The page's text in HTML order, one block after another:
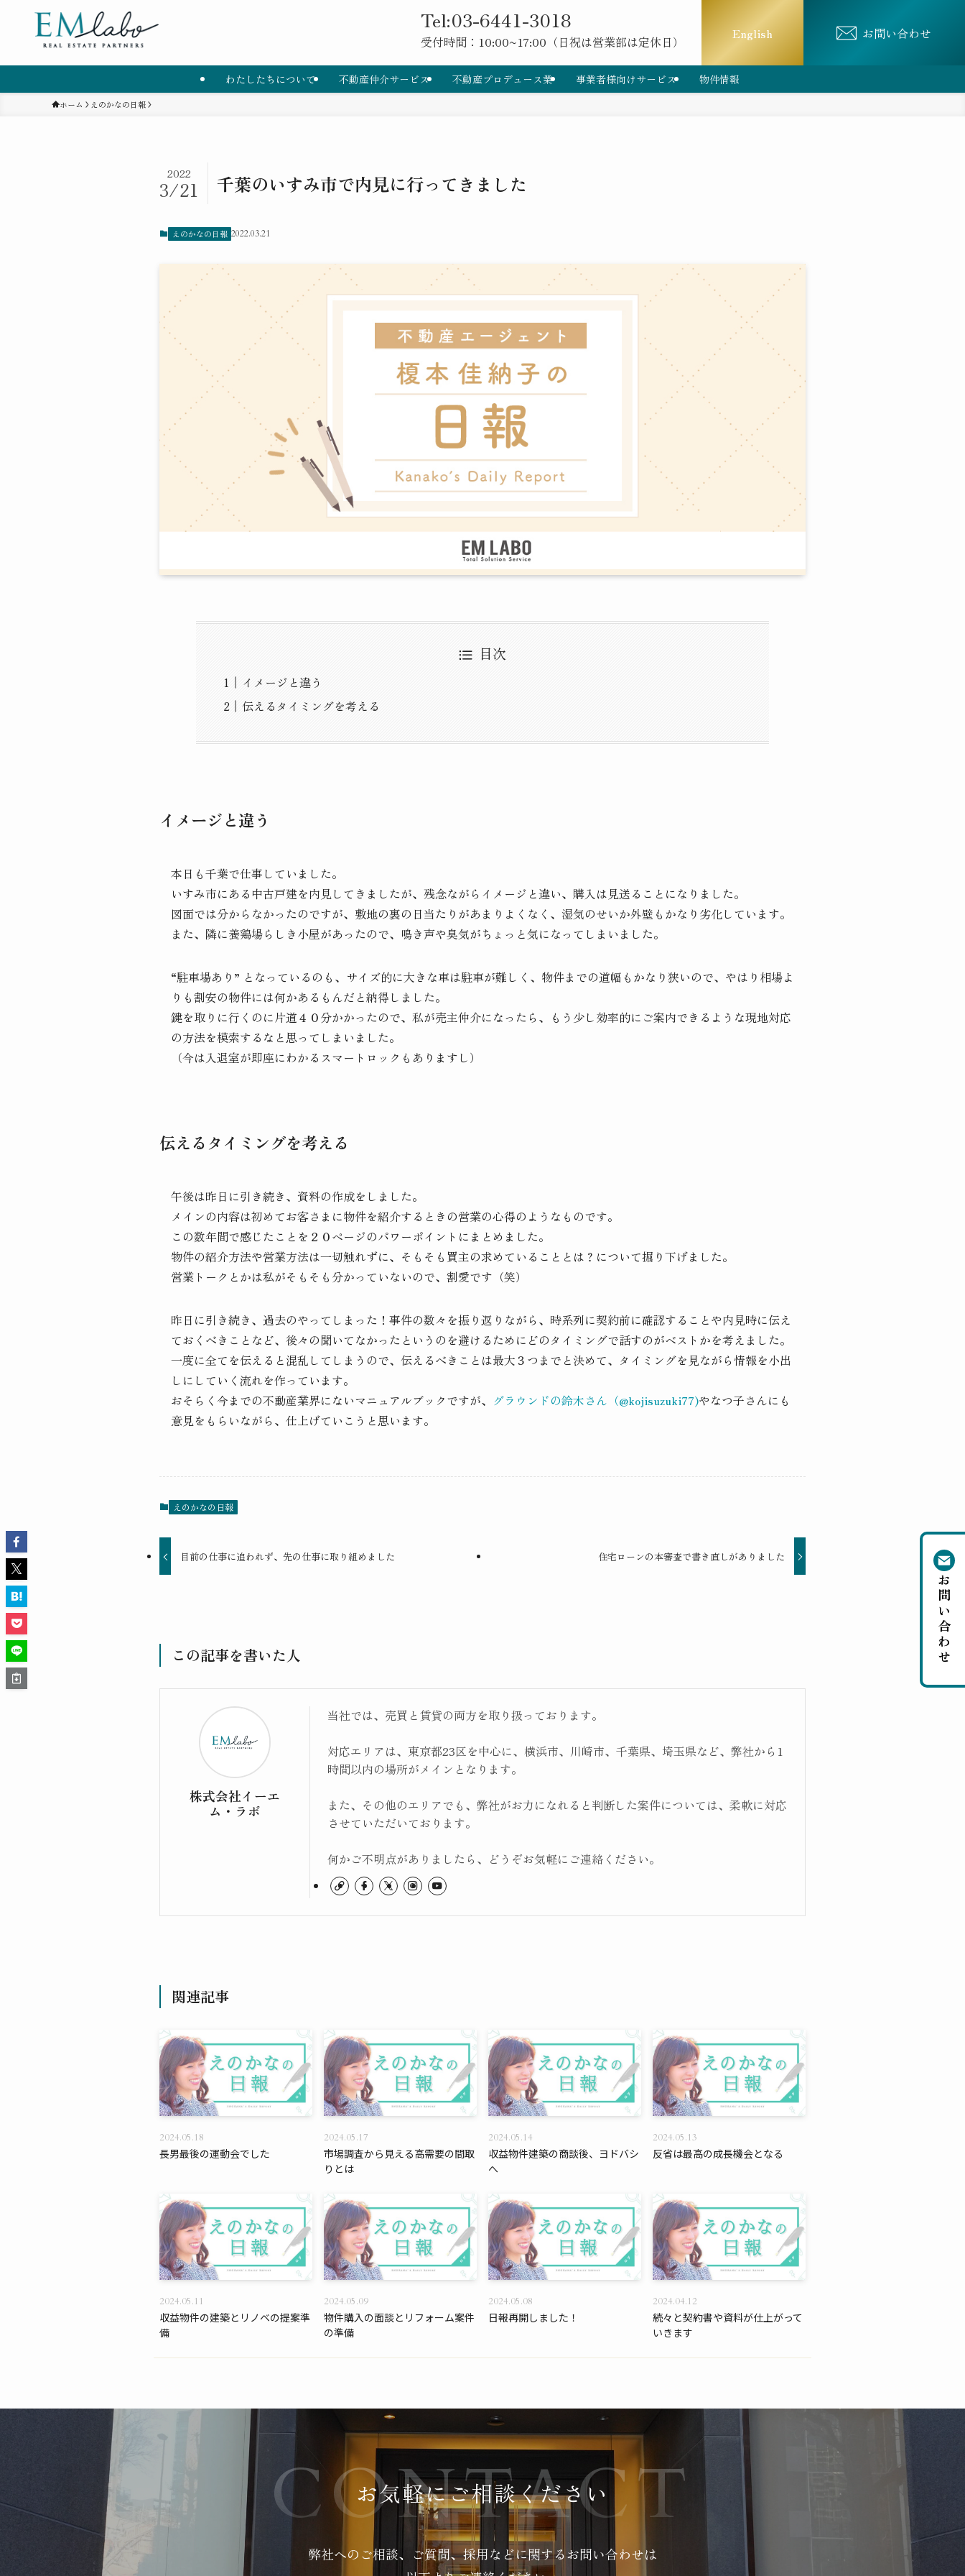
わたしたちについて 不動産仲介サービス 不動産プロデュース業 事業者様向けサービス 物件情報
Tel:03-6441-3018
受付時間：10:00~17:00（日祝は営業部は定休日）
English お問い合わせ
ホーム えのかなの日報
千葉のいすみ市で内見に行ってきました
2022
3/21
えのかなの日報 2022.03.21
目次
イメージと違う
伝えるタイミングを考える
イメージと違う
本日も千葉で仕事していました。
いすみ市にある中古戸建を内見してきましたが、残念ながらイメージと違い、購入は見送ることになりました。
図面では分からなかったのですが、敷地の裏の日当たりがあまりよくなく、湿気のせいか外壁もかなり劣化しています。
また、隣に養鶏場らしき小屋があったので、鳴き声や臭気がちょっと気になってしまいました。
“駐車場あり” となっているのも、サイズ的に大きな車は駐車が難しく、物件までの道幅もかなり狭いので、やはり相場よ
りも割安の物件には何かあるもんだと納得しました。
鍵を取りに行くのに片道４０分かかったので、私が売主仲介になったら、もう少し効率的にご案内できるような現地対応
の方法を模索するなと思ってしまいました。
（今は入退室が即座にわかるスマートロックもありますし）
伝えるタイミングを考える
午後は昨日に引き続き、資料の作成をしました。
メインの内容は初めてお客さまに物件を紹介するときの営業の心得のようなものです。
この数年間で感じたことを２０ページのパワーポイントにまとめました。
物件の紹介方法や営業方法は一切触れずに、そもそも買主の求めていることとは？について掘り下げました。
営業トークとかは私がそもそも分かっていないので、割愛です（笑）
昨日に引き続き、過去のやってしまった！事件の数々を振り返りながら、時系列に契約前に確認することや内見時に伝え
ておくべきことなど、後々の聞いてなかったというのを避けるためにどのタイミングで話すのがベストかを考えました。
一度に全てを伝えると混乱してしまうので、伝えるべきことは最大３つまでと決めて、タイミングを見ながら情報を小出
しにしていく流れを作っています。
おそらく今までの不動産業界にないマニュアルブックですが、 グラウンドの鈴木さん（@kojisuzuki77)やなつ子さんにも
意見をもらいながら、仕上げていこうと思います。
えのかなの日報
目前の仕事に追われず、先の仕事に取り組めました 住宅ローンの本審査で書き直しがありました
この記事を書いた人
株式会社イーエ
ム・ラボ
当社では、売買と賃貸の両方を取り扱っております。
対応エリアは、東京都23区を中心に、横浜市、川崎市、千葉県、埼玉県など、弊社から1
時間以内の場所がメインとなります。
また、その他のエリアでも、弊社がお力になれると判断した案件については、柔軟に対応
させていただいております。
何かご不明点がありましたら、どうぞお気軽にご連絡ください。
関連記事
長男最後の運動会でした
2024.05.18
市場調査から見える高需要の間取
りとは
2024.05.17
収益物件建築の商談後、ヨドバシ
へ
2024.05.14
反省は最高の成長機会となる
2024.05.13
収益物件の建築とリノベの提案準
備
2024.05.11
物件購入の面談とリフォーム案件
の準備
2024.05.09
日報再開しました！
2024.05.08
続々と契約書や資料が仕上がって
いきます
2024.04.12
お気軽にご相談ください
弊社へのご相談、ご質問、採用などに関するお問い合わせは
お問い合わせ